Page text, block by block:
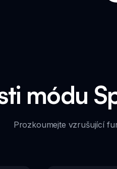
módu
Prozkoumejte vzrušující